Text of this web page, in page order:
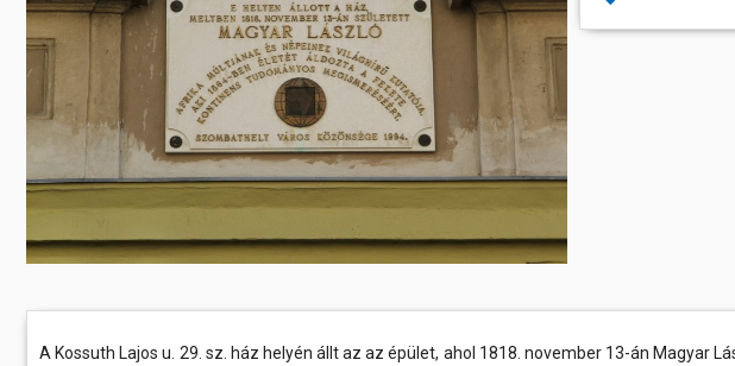
Gyerekeknek
Sport
Buli/Disco
Kiemelt rendezvények
Tanfolyam, képzés
Egyházi, vallási
Tudósok, művészek
nyomában
Szombathely régen és
most
Múzeumok,
kiállítóhelyek
Fák ölelésében
Egyéb sportok
Labdarúgás
Röplabda
Szabadidősport
A Kossuth Lajos u. 29. sz. ház helyén állt az az épület, ahol 1818. november 13-án Magyar